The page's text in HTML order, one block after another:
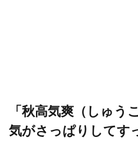
「秋高気爽（しゅう
気がさっぱりしてす